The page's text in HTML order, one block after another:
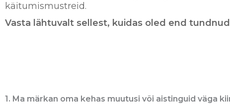
käitumismustreid.
Vasta lähtuvalt sellest, kuidas oled end tundnud
1. Ma märkan oma kehas muutusi või aistinguid väga